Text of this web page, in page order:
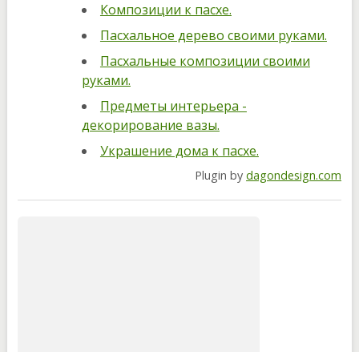
Композиции к пасхе.
Пасхальное дерево своими руками.
Пасхальные композиции своими
руками.
Предметы интерьера -
декорирование вазы.
Украшение дома к пасхе.
Plugin bydagondesign.com